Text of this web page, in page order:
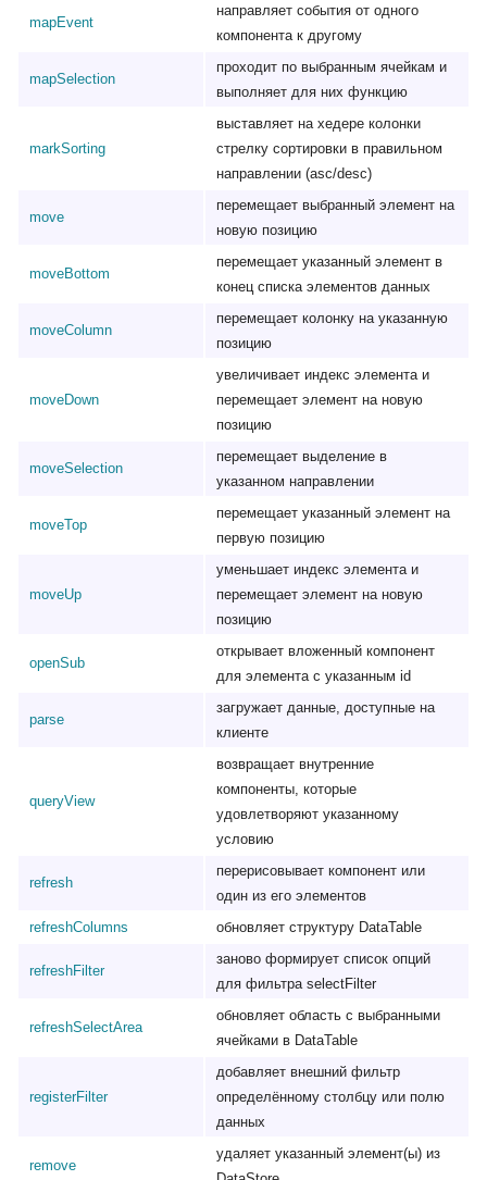
mapEvent
направляет события от одного
компонента к другому
mapSelection
проходит по выбранным ячейкам и
выполняет для них функцию
markSorting
выставляет на хедере колонки
стрелку сортировки в правильном
направлении (asc/desc)
move
перемещает выбранный элемент на
новую позицию
moveBottom
перемещает указанный элемент в
конец списка элементов данных
moveColumn
перемещает колонку на указанную
позицию
moveDown
увеличивает индекс элемента и
перемещает элемент на новую
позицию
moveSelection
перемещает выделение в
указанном направлении
moveTop
перемещает указанный элемент на
первую позицию
moveUp
уменьшает индекс элемента и
перемещает элемент на новую
позицию
openSub
открывает вложенный компонент
для элемента с указанным id
parse
загружает данные, доступные на
клиенте
queryView
возвращает внутренние
компоненты, которые
удовлетворяют указанному
условию
refresh
перерисовывает компонент или
один из его элементов
refreshColumns
обновляет структуру DataTable
refreshFilter
заново формирует список опций
для фильтра selectFilter
refreshSelectArea
обновляет область с выбранными
ячейками в DataTable
registerFilter
добавляет внешний фильтр
определённому столбцу или полю
данных
remove
удаляет указанный элемент(ы) из